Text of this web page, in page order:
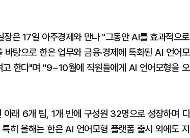
은 17일 아주경제와 만나 "그동안 AI를 효과적으로
탕으로 한은 업무와 금융·경제에 특화된 AI 언어모
한다"며 "9~10월에 직원들에게 AI 언어모형을 오
래 6개 팀, 1개 반에 구성원 32명으로 성장하며 디
히 올해는 한은 AI 언어모형 플랫폼 출시 외에도 지